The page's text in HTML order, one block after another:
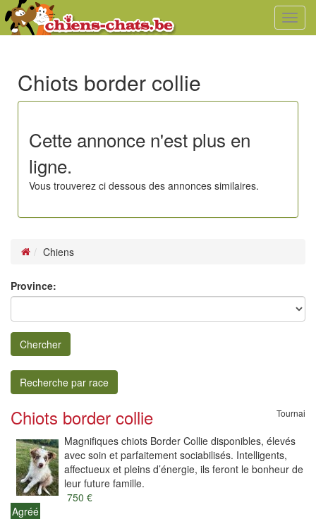
Chiots border collie
Cette annonce n'est plus en
ligne.
Vous trouverez ci dessous des annonces similaires.
Chiens
Province:
Chercher
Recherche par race
Chiots border collie Tournai
Magnifiques chiots Border Collie disponibles, élevés
avec soin et parfaitement sociabilisés. Intelligents,
affectueux et pleins d’énergie, ils feront le bonheur de
leur future famille.
750 €
Agréé